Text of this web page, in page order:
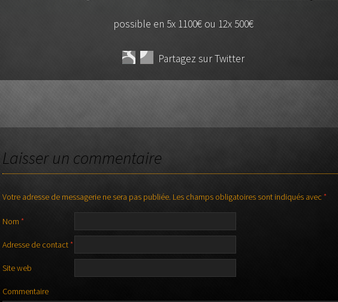
possible en 5x 1100€ ou 12x 500€
Partagez sur Twitter
ARTICLES
Laisser un commentaire
Votre adresse de messagerie ne sera pas publiée. Les champs obligatoires sont indiqués avec*
Nom *
Adresse de contact*
Site web
Commentaire